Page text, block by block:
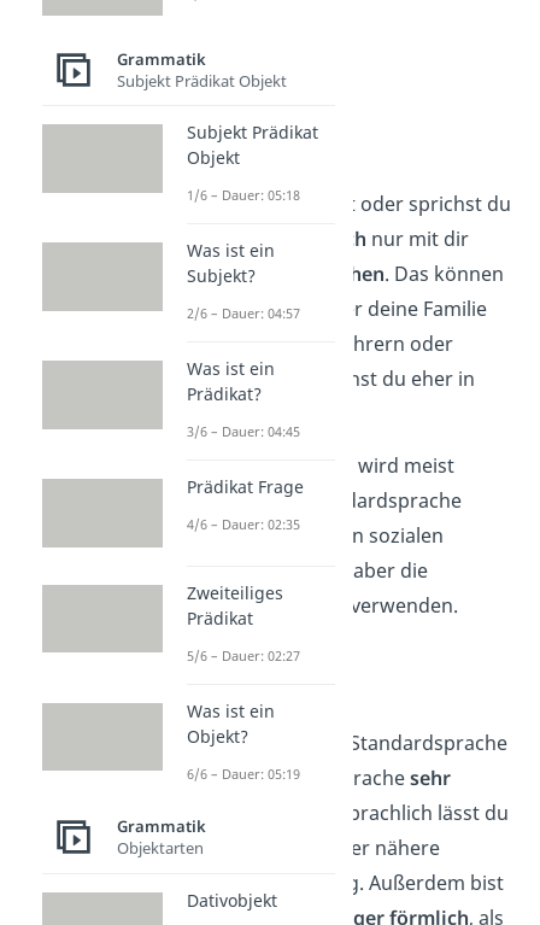
Vertrautheit
Meistens schreibst oder sprichst du
umgangssprachlich nur mit dir
vertrauten Menschen. Das können
deine Freunde oder deine Familie
sein. Mit deinen Lehrern oder
deinem Chef sprichst du eher in
In E-Mails wird meist
ebenfalls die Standardsprache
geschrieben. In den sozialen
Medien kannst du aber die
Umgangssprache verwenden.
Im Gegensatz zur Standardsprache
ist die Umgangssprachesehr
. Umgangssprachlich lässt du
Begründungen oder nähere
Ausführungen weg. Außerdem bist
du hier meist
weniger förmlich, als
Grammatik
Subjekt Prädikat Objekt
Subjekt Prädikat
Objekt
1/6 – Dauer: 05:18
Was ist ein
Subjekt?
2/6 – Dauer: 04:57
Was ist ein
Prädikat?
3/6 – Dauer: 04:45
Prädikat Frage
4/6 – Dauer: 02:35
Zweiteiliges
Prädikat
5/6 – Dauer: 02:27
Was ist ein
Objekt?
6/6 – Dauer: 05:19
Grammatik
Objektarten
Dativobjekt